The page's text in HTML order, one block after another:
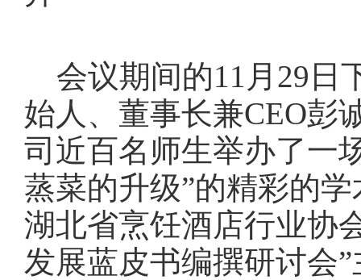
会议期间的11 月 29日
始人 、董事长兼CEO彭
司 近百名师生举办了一
蒸菜的升级”的精彩的学
湖北省烹饪酒店行业协
发展蓝皮书编撰研讨会